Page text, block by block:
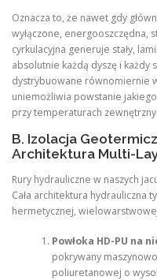
Oznacza to, że nawet gdy
wyłączone,
cyrkulacyjna generuje stały,
absolutnie każdą dyszę i każdy
dystrybuowane równomiernie
uniemożliwia powstanie
przy temperaturach
B. Izolacja
Architektura Multi-
Rury hydrauliczne w naszych
Cała architektura hydrauliczna
hermetycznej,
Powłoka HD-PU na
pokrywany
poliuretanowej o